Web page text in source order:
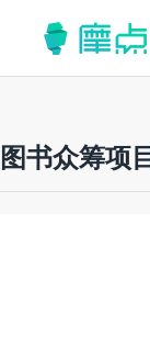
图书众筹项